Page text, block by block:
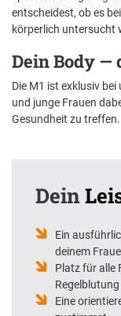
entscheidest, ob es
körperlich untersucht
Dein Body —
Die M1 ist exklusiv
und junge Frauen
Gesundheit zu treffen.
Dein
Ein
deinem
Platz für alle
Regelblutung
Eine